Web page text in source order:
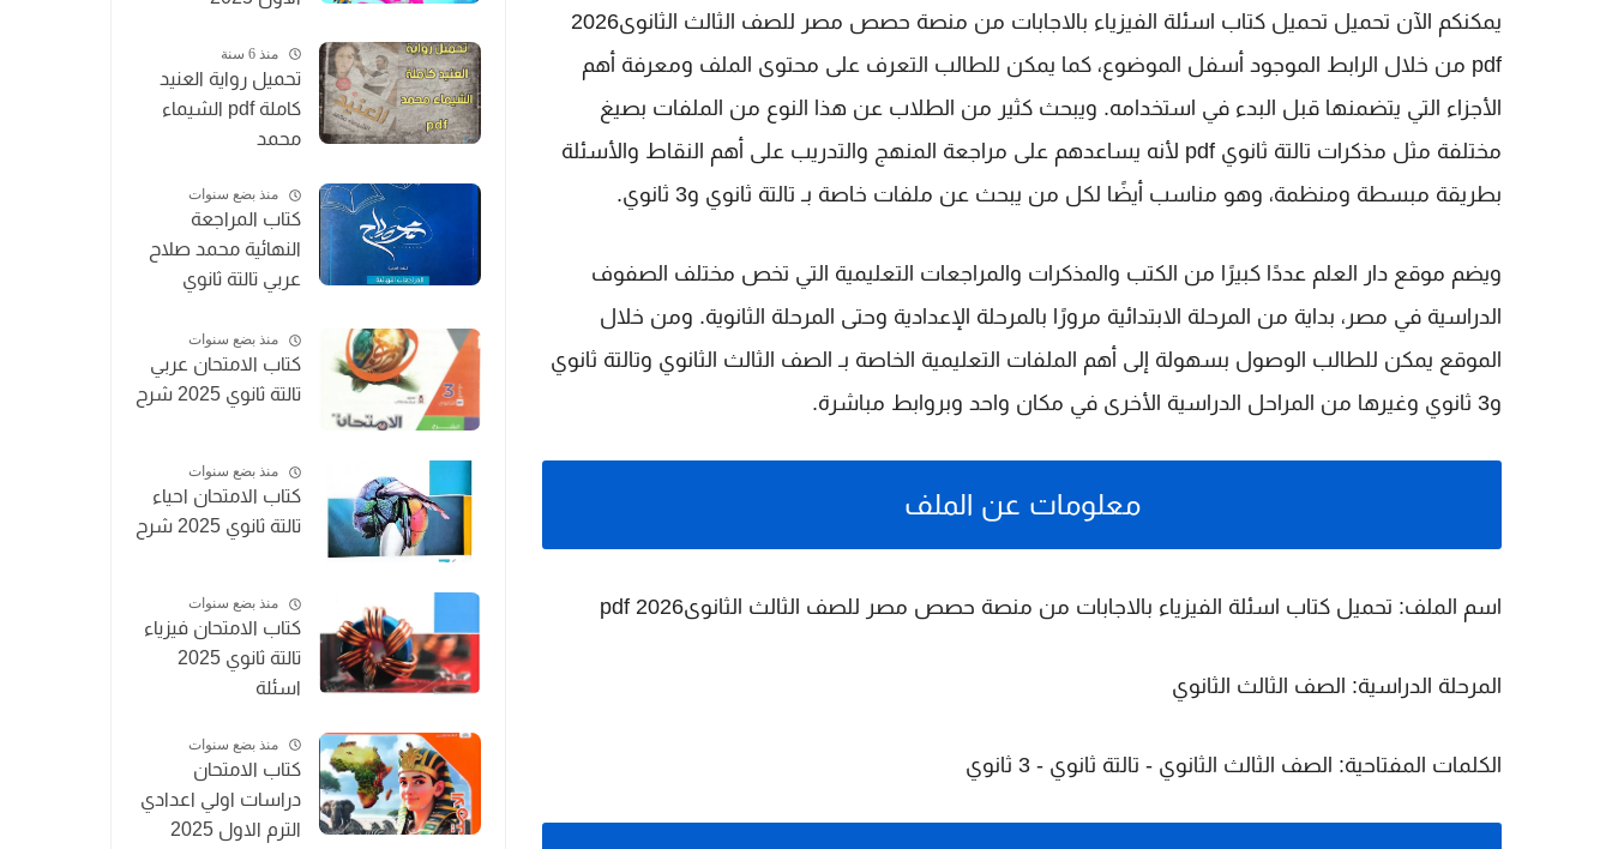
يمكنكم الآن تحميل
تحميل كتاب اسئلة الفيزياء بالاجابات من منصة حصص مصر للصف الثالث الثانوى2026
pdf من خلال الرابط الموجود أسفل الموضوع، كما يمكن للطالب التعرف على محتوى الملف ومعرفة أهم
الأجزاء التي يتضمنها قبل البدء في استخدامه. ويبحث كثير من الطلاب عن هذا النوع من الملفات بصيغ
مختلفة مثل مذكرات تالتة ثانوي pdf
لأنه يساعدهم على مراجعة المنهج والتدريب على أهم النقاط والأسئلة
بطريقة مبسطة ومنظمة، وهو مناسب أيضًا لكل من يبحث عن ملفات خاصة بـ تالتة ثانوي و3 ثانوي .
ويضم موقع دار العلم عددًا كبيرًا من الكتب والمذكرات والمراجعات التعليمية التي تخص مختلف الصفوف
الدراسية في مصر، بداية من المرحلة الابتدائية مرورًا بالمرحلة الإعدادية وحتى المرحلة الثانوية. ومن خلال
الموقع يمكن للطالب الوصول بسهولة إلى أهم الملفات التعليمية الخاصة بـ الصف الثالث الثانوي وتالتة ثانوي
و3 ثانوي وغيرها من المراحل الدراسية الأخرى في مكان واحد وبروابط مباشرة.
معلومات عن الملف
اسم الملف: تحميل كتاب اسئلة الفيزياء بالاجابات من منصة حصص مصر للصف الثالث الثانوى2026 pdf
المرحلة الدراسية: الصف الثالث الثانوي
الكلمات المفتاحية: الصف الثالث الثانوي - تالتة ثانوي - 3 ثانوي
منذ 6 سنة
تحميل رواية العنيد
كاملة pdf الشيماء
محمد
منذ بضع سنوات
كتاب المراجعة
النهائية محمد صلاح
عربي تالتة ثانوي
منذ بضع سنوات
كتاب الامتحان عربي
تالتة ثانوي 2025 شرح
منذ بضع سنوات
كتاب الامتحان احياء
تالتة ثانوي 2025 شرح
منذ بضع سنوات
كتاب الامتحان فيزياء
تالتة ثانوي 2025
اسئلة
منذ بضع سنوات
كتاب الامتحان
دراسات اولي اعدادي
الترم الاول 2025